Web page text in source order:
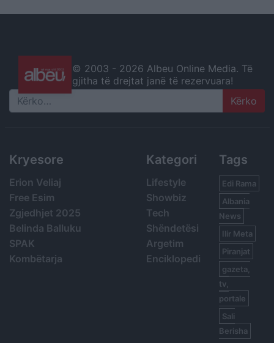
© 2003 - 2026 Albeu Online Media. Të
gjitha të drejtat janë të rezervuara!
Search
Kryesore
Erion Veliaj
Free Esim
Zgjedhjet 2025
Belinda Balluku
SPAK
Kombëtarja
Kategori
Lifestyle
Showbiz
Tech
Shëndetësi
Argetim
Enciklopedi
Tags
Edi Rama
Albania
News
Ilir Meta
Piranjat
gazeta,
tv,
portale
Sali
Berisha